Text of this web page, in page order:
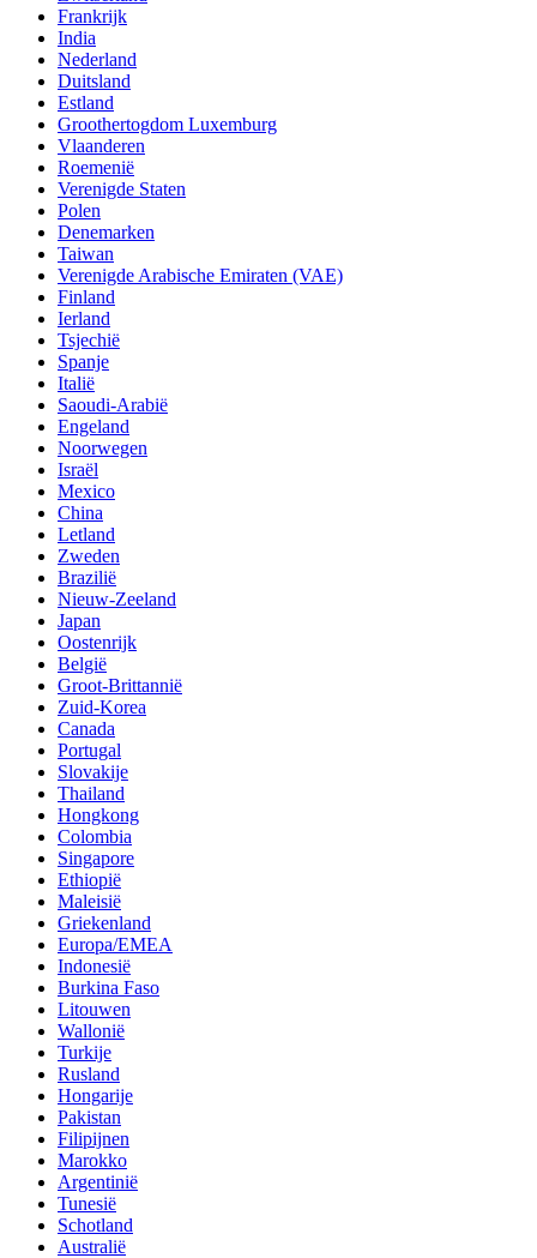
Frankrijk
India
Nederland
Duitsland
Estland
Groothertogdom Luxemburg
Vlaanderen
Roemenië
Verenigde Staten
Polen
Denemarken
Taiwan
Verenigde Arabische Emiraten (VAE)
Finland
Ierland
Tsjechië
Spanje
Italië
Saoudi-Arabië
Engeland
Noorwegen
Israël
Mexico
China
Letland
Zweden
Brazilië
Nieuw-Zeeland
Japan
Oostenrijk
België
Groot-Brittannië
Zuid-Korea
Canada
Portugal
Slovakije
Thailand
Hongkong
Colombia
Singapore
Ethiopië
Maleisië
Griekenland
Europa/EMEA
Indonesië
Burkina Faso
Litouwen
Wallonië
Turkije
Rusland
Hongarije
Pakistan
Filipijnen
Marokko
Argentinië
Tunesië
Schotland
Australië